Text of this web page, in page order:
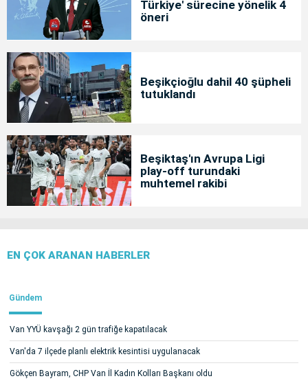
Türkiye' sürecine yönelik 4
öneri
Beşikçioğlu dahil 40 şüpheli
tutuklandı
Beşiktaş'ın Avrupa Ligi
play-off turundaki
muhtemel rakibi
EN ÇOK ARANAN HABERLER
Gündem
Van YYÜ kavşağı 2 gün trafiğe kapatılacak
Van'da 7 ilçede planlı elektrik kesintisi uygulanacak
Gökçen Bayram, CHP Van İl Kadın Kolları Başkanı oldu